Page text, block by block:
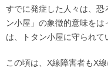
すでに発症した人々は、恐
ン小屋」の象徴的意味を
は、トタン小屋に守られて
この頃は、X線障害者もX